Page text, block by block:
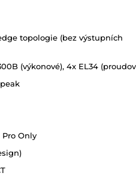
topologie (bez výstupních
(výkonové), 4x EL34
Only